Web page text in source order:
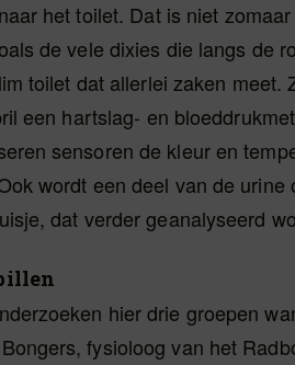
het toilet. Dat is niet
de vele dixies die langs de
toilet dat allerlei zaken meet.
een hartslag- en
sensoren de kleur en
wordt een deel van de urine
dat verder geanalyseerd
hier drie groepen
fysioloog van het